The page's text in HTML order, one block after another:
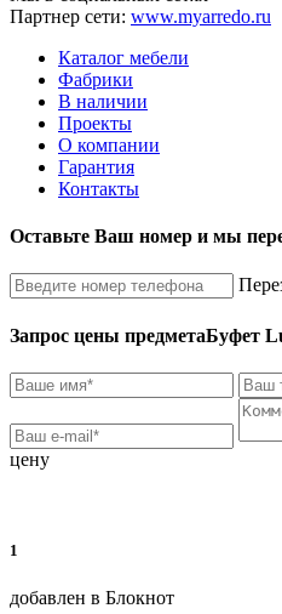
Партнер сети: www.myarredo.ru
Каталог мебели
Фабрики
В наличии
Проекты
О компании
Гарантия
Контакты
Оставьте Ваш номер и мы
Запрос цены предметаБуфет
цену
1
добавлен в Блокнот